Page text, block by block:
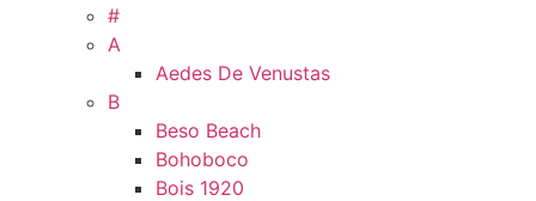
#
A
Aedes De Venustas
B
Beso Beach
Bohoboco
Bois 1920